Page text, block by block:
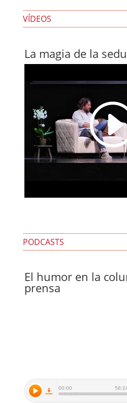
VÍDEOS
La magia de la
PODCASTS
El humor en la
prensa